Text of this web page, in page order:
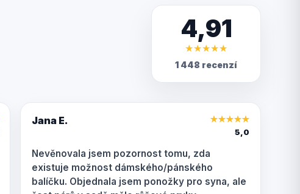
4,91
★★★★★
1 448 recenzí
Jana E. ★★★★★
5,0
Nevěnovala jsem pozornost tomu, zda
existuje možnost dámského/pánského
balíčku. Objednala jsem ponožky pro syna, ale